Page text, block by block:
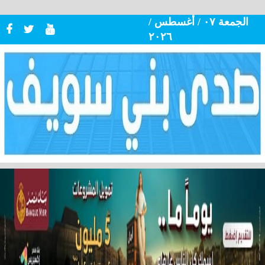
الجمعة ٠٧ / أغسطس /
٢٠٢٦